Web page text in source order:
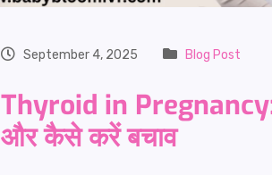
September 4, 2025 Blog Post
Thyroid in Pregnancy:
और कैसे करें बचाव